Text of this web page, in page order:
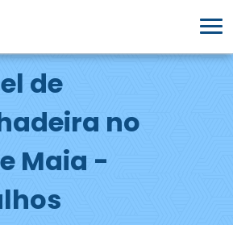
de
no
Maia -